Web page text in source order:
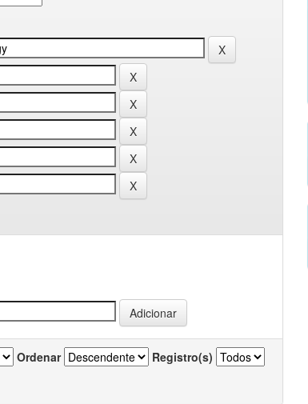
Ordenar Registro(s)